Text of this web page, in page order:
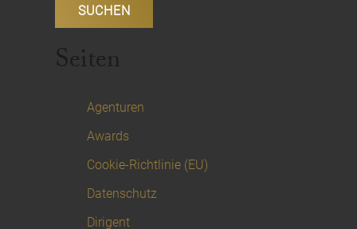
Seiten
Agenturen
Awards
Cookie-Richtlinie (EU)
Datenschutz
Dirigent